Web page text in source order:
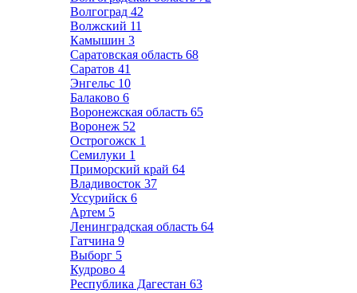
Волгоград 42
Волжский 11
Камышин 3
Саратовская область 68
Саратов 41
Энгельс 10
Балаково 6
Воронежская область 65
Воронеж 52
Острогожск 1
Семилуки 1
Приморский край 64
Владивосток 37
Уссурийск 6
Артем 5
Ленинградская область 64
Гатчина 9
Выборг 5
Кудрово 4
Республика Дагестан 63